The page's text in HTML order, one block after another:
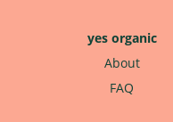
yes organic
About
FAQ